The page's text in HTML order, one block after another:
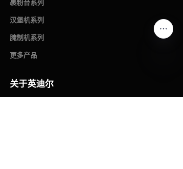
裹粉台系列
汉堡机系列
腌制机系列
更多产品
关于英迪尔
CN